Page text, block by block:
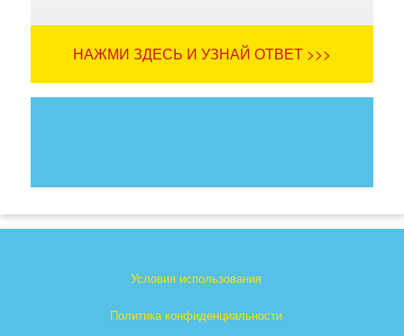
НАЖМИ ЗДЕСЬ И УЗНАЙ ОТВЕТ >>>
Условия использования
Политика конфиденциальности